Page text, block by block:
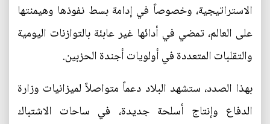
الاستراتيجية، وخصوصاً في إدامة بسط نفوذها وهيمنتها
على العالم، تمضي في أدائها غير عابئة بالتوازنات اليومية
والتقلبات المتعددة في أولويات أجندة الحزبين.
بهذا الصدد، ستشهد البلاد دعماً متواصلاً لميزانيات وزارة
الدفاع وإنتاج أسلحة جديدة، في ساحات الاشتباك